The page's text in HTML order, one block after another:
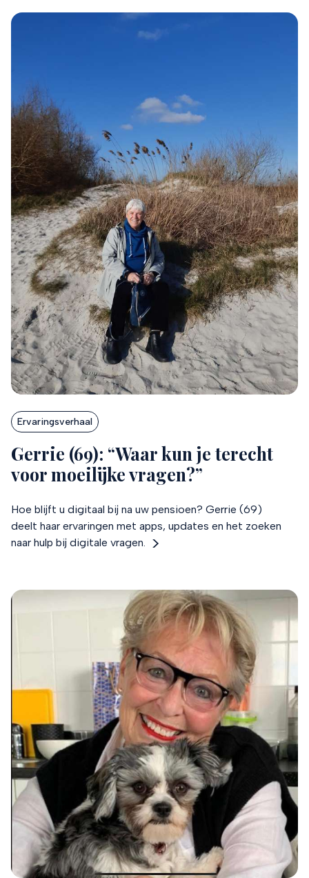
Ervaringsverhaal
Gerrie (69): “Waar kun je terecht
voor moeilijke vragen?”
Hoe blijft u digitaal bij na uw pensioen? Gerrie (69)
deelt haar ervaringen met apps, updates en het zoeken
naar hulp bij digitale vragen.